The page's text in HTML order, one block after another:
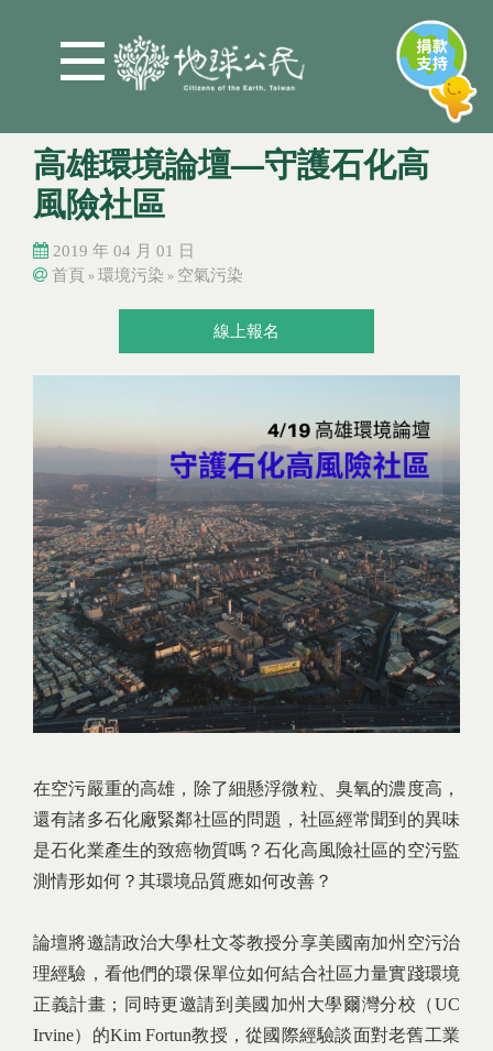
高雄環境論壇—守護石化高
風險社區
2019 年 04 月 01 日
您在這裡
首頁 » 環境污染 » 空氣污染
線上報名
在空污嚴重的高雄，除了細懸浮微粒、臭氧的濃度高，
還有諸多石化廠緊鄰社區的問題，社區經常聞到的異味
是石化業產生的致癌物質嗎？石化高風險社區的空污監
測情形如何？其環境品質應如何改善？
論壇將邀請政治大學杜文苓教授分享美國南加州空污治
理經驗，看他們的環保單位如何結合社區力量實踐環境
正義計畫；同時更邀請到美國加州大學爾灣分校（UC
Irvine）的Kim Fortun教授，從國際經驗談面對老舊工業